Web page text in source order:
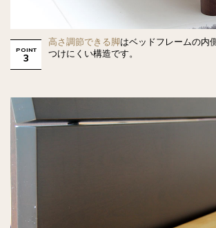
POINT
3
高さ調節できる脚はベッドフレームの内
つけにくい構造です。